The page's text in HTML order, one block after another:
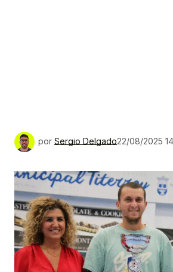
por Sergio Delgado22/08/2025